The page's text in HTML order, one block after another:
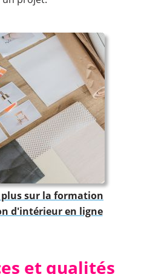
plus sur la formation
d'intérieur en ligne
et qualités